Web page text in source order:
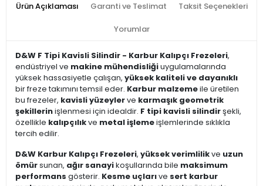
Ürün Açıklaması Garanti ve Teslimat Taksit Seçenekleri
Yorumlar
D&W F Tipi Kavisli Silindir - Karbur Kalıpçı Frezeleri,
endüstriyel ve makine mühendisliğiuygulamalarında
yüksek hassasiyetle çalışan, yüksek kaliteli ve dayanıklı
bir freze takımını temsil eder. Karbur malzemeile üretilen
bu frezeler, kavisli yüzeylerve karmaşık geometrik
şekillerinişlenmesi için idealdir. F tipi kavisli silindirşekli,
özellikle kalıpçılıkve metal işlemeişlemlerinde sıklıkla
tercih edilir.
D&W Karbur Kalıpçı Frezeleri, yüksek verimlilikve uzun
ömürsunan, ağır sanayikoşullarında bile maksimum
performans gösterir. Kesme uçlarıve sert karbur